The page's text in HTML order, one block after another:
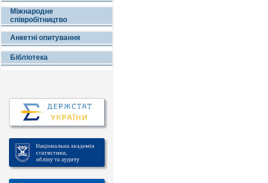
Міжнародне
співробітництво
Анкетні опитування
Бібліотека